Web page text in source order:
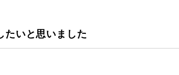
たいと思いました